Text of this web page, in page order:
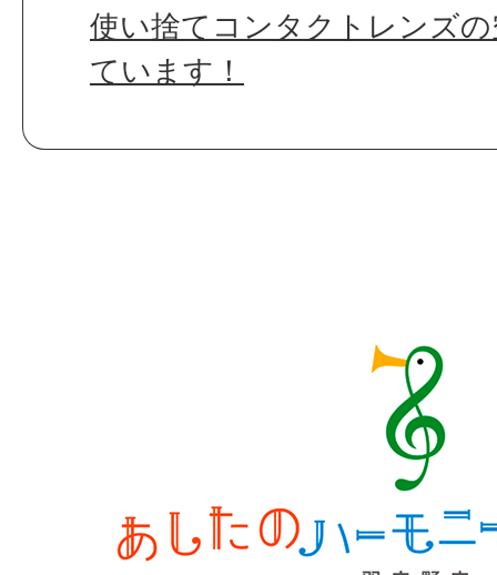
使い捨てコンタクトレンズ
ています！